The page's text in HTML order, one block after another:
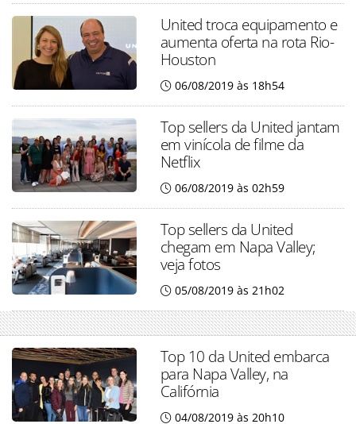
United troca equipamento e
aumenta oferta na rota Rio-
Houston
06/08/2019 às 18h54
Top sellers da United jantam
em vinícola de filme da
Netflix
06/08/2019 às 02h59
Top sellers da United
chegam em Napa Valley;
veja fotos
05/08/2019 às 21h02
Top 10 da United embarca
para Napa Valley, na
Califórnia
04/08/2019 às 20h10